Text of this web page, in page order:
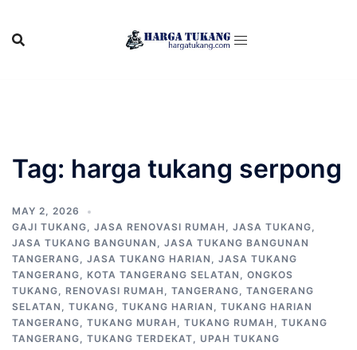
content
Tag: harga tukang serpong
MAY 2, 2026
GAJI TUKANG, JASA RENOVASI RUMAH , JASA TUKANG,
JASA TUKANG BANGUNAN , JASA TUKANG BANGUNAN
TANGERANG, JASA TUKANG HARIAN , JASA TUKANG
TANGERANG, KOTA TANGERANG SELATAN , ONGKOS
TUKANG, RENOVASI RUMAH , TANGERANG, TANGERANG
SELATAN , TUKANG, TUKANG HARIAN , TUKANG HARIAN
TANGERANG, TUKANG MURAH , TUKANG RUMAH , TUKANG
TANGERANG, TUKANG TERDEKAT, UPAH TUKANG